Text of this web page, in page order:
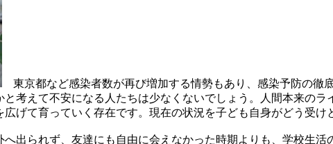
東京都など感染者数が再び増加する情勢もあり、感染予防の徹
考えて不安になる人たちは少なくないでしょう。人間本来のラ
げて育っていく存在です。現在の状況を子ども自身がどう受け
出られず、友達にも自由に会えなかった時期よりも、学校生